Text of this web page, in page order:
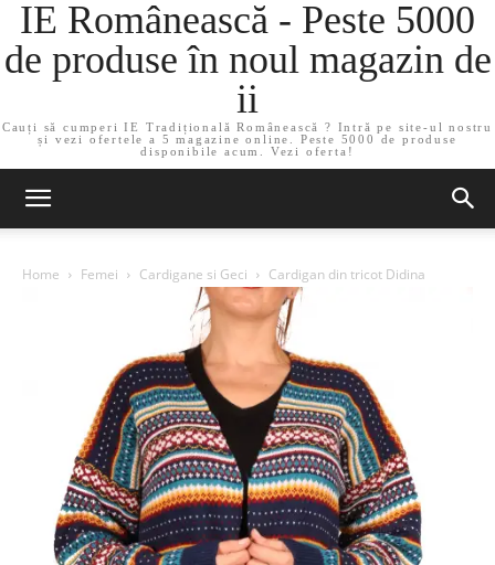
IE Românească - Peste 5000
de produse în noul magazin de
ii
Cauți să cumperi IE Tradițională Românească ? Intră pe site-ul nostru
și vezi ofertele a 5 magazine online. Peste 5000 de produse
disponibile acum. Vezi oferta!
Home Femei Cardigane si Geci Cardigan din tricot Didina